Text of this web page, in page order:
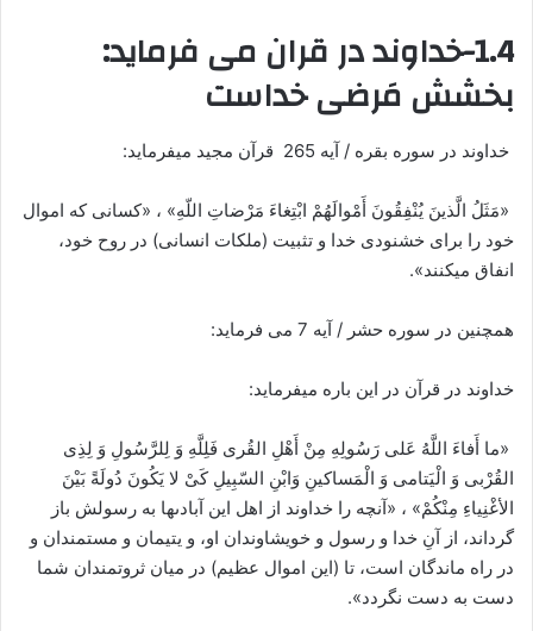
1.4-خداوند در قران می فرماید:
بخشش مَرضی خداست
خداوند در سوره بقره / آیه 265 قرآن مجید می‏فرماید:
«مَثَلُ الَّذینَ یُنْفِقُونَ أَمْوالَهُمْ ابْتِغاءَ مَرْضاتِ اللّهِ» ، «کسانی که اموال
خود را برای خشنودی خدا و تثبیت (ملکات انسانی) در روح خود،
انفاق می‏کنند».
همچنین در سوره حشر / آیه 7 می فرماید:
خداوند در قرآن در این باره می‏فرماید:
«ما أَفاءَ اللَّهُ عَلى‏ رَسُولِهِ مِنْ أَهْلِ القُرى‏ فَلِلَّهِ وَ لِلرَّسُولِ وَ لِذِى
القُرْبى وَ الْیَتامى‏ وَ الْمَساکینِ وَابْنِ السّبِیلِ کَىْ لا یَکُونَ دُولَةً بَیْنَ
الأغْنِیاءِ مِنْکُمْ» ، «آنچه را خداوند از اهل این آبادى‏ها به رسولش باز
گرداند، از آنِ خدا و رسول و خویشاوندان او، و یتیمان و مستمندان و
در راه ماندگان است، تا (این اموال عظیم) در میان ثروتمندان شما
دست به دست نگردد».